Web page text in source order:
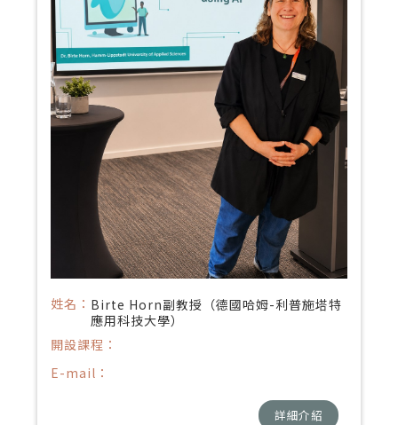
姓名： Birte Horn副教授（德國哈姆-利普施塔特
應用科技大學）
開設課程：
E-mail：
詳細介紹